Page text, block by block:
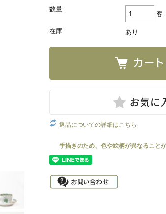
数量:
客
在庫: あり
返品についての詳細はこちら